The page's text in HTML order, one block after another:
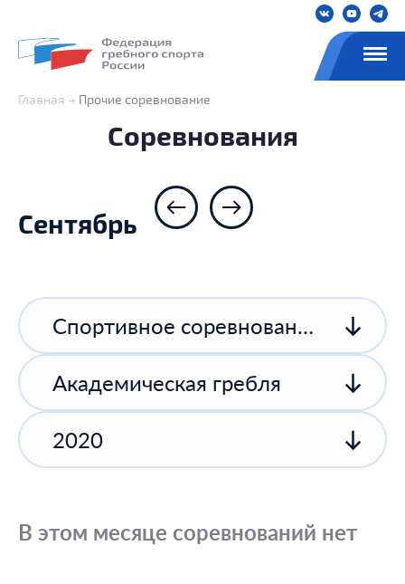
Главная Прочие соревнование
Соревнования
Сентябрь
Спортивное соревнование спортивной организации
Академическая гребля
2020
В этом месяце соревнований нет